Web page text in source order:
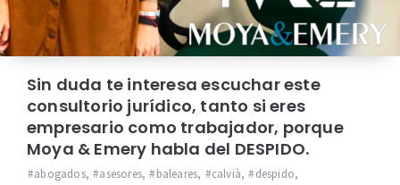
Sin duda te interesa escuchar este
consultorio jurídico, tanto si eres
empresario como trabajador, porque
Moya & Emery habla del DESPIDO.
abogados, asesores, baleares, calvià, despido,